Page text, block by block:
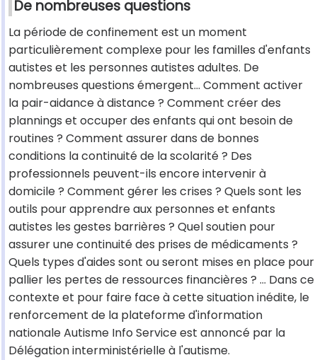
De nombreuses questions
La période de confinement est un moment
particulièrement complexe pour les familles d'enfants
autistes et les personnes autistes adultes. De
nombreuses questions émergent… Comment activer
la pair-aidance à distance ? Comment créer des
plannings et occuper des enfants qui ont besoin de
routines ? Comment assurer dans de bonnes
conditions la continuité de la scolarité ? Des
professionnels peuvent-ils encore intervenir à
domicile ? Comment gérer les crises ? Quels sont les
outils pour apprendre aux personnes et enfants
autistes les gestes barrières ? Quel soutien pour
assurer une continuité des prises de médicaments ?
Quels types d'aides sont ou seront mises en place pour
pallier les pertes de ressources financières ? … Dans ce
contexte et pour faire face à cette situation inédite, le
renforcement de la plateforme d'information
nationale Autisme Info Service est annoncé par la
Délégation interministérielle à l'autisme.